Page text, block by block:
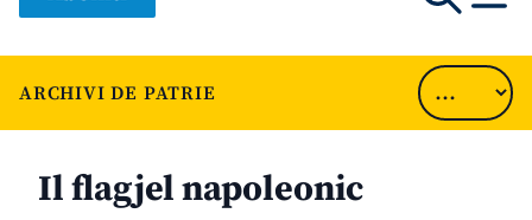
ARCHIVI DE PATRIE
Il flagjel napoleonic